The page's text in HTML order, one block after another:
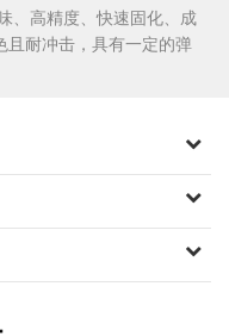
、高精度、快速固化、成
且耐冲击，具有一定的弹